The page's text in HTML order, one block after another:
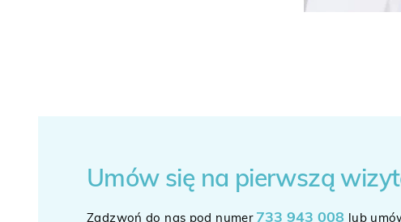
Umów się na pierwszą
Zadzwoń do nas pod numer 733 943 008 lub